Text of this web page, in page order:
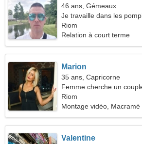
46 ans, Gémeaux
Je travaille dans les
femme gracieuse
Riom
Relation à court terme
Marion
35 ans, Capricorne
Femme cherche un
Riom
Montage vidéo, Macramé
Valentine